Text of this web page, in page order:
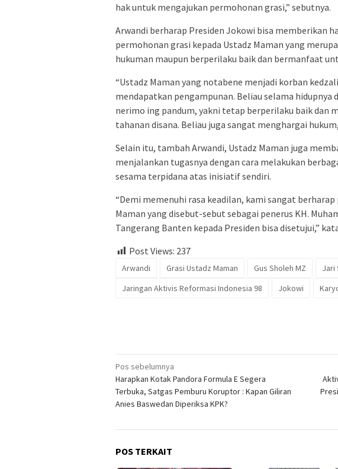
hak untuk mengajukan permohonan grasi,” sebutnya.
Arwandi berharap Presiden Jokowi bisa memberikan
permohonan grasi kepada Ustadz Maman yang
hukuman maupun berperilaku baik dan bermanfaat
“Ustadz Maman yang notabene menjadi korban
mendapatkan pengampunan. Beliau selama hidupnya
nerimo ing pandum, yakni tetap berperilaku baik dan
tahanan disana. Beliau juga sangat menghargai
Selain itu, tambah Arwandi, Ustadz Maman juga
menjalankan tugasnya dengan cara melakukan
sesama terpidana atas inisiatif sendiri.
“Demi memenuhi rasa keadilan, kami sangat
Maman yang disebut-sebut sebagai penerus KH.
Tangerang Banten kepada Presiden bisa disetujui,”
Post Views: 237
Arwandi Grasi Ustadz Maman Gus Sholeh MZ
Jari
Jaringan Aktivis Reformasi Indonesia 98
Jokowi
Navigasi
pos
Pos sebelumnya
Harapkan Kotak Pandora Formula E Segera
Terbuka, Satgas Pemburu Koruptor : Kapan Giliran
Anies Baswedan Diperiksa KPK?
POS TERKAIT